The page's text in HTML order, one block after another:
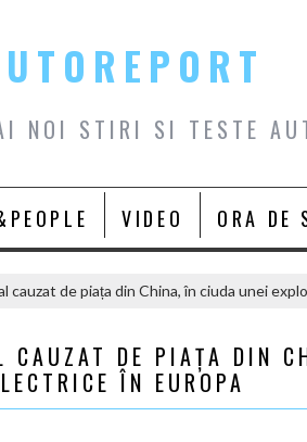
NOI STIRI SI TESTE
VIDEO ORA DE
de piața din China, în ciuda unei
CAUZAT DE PIAȚA DIN
ÎN EUROPA